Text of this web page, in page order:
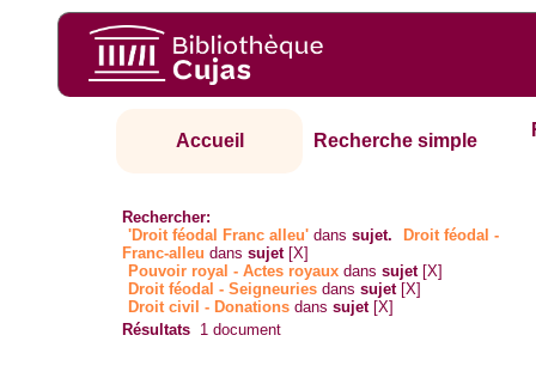
Accueil Recherche simple
Rechercher:
'Droit féodal Franc alleu' danssujet.
Droit féodal -
Franc-alleu‎ danssujet [X]
Pouvoir royal - Actes royaux danssujet [X]
Droit féodal - Seigneuries danssujet [X]
Droit civil - Donations danssujet [X]
Résultats 1 document